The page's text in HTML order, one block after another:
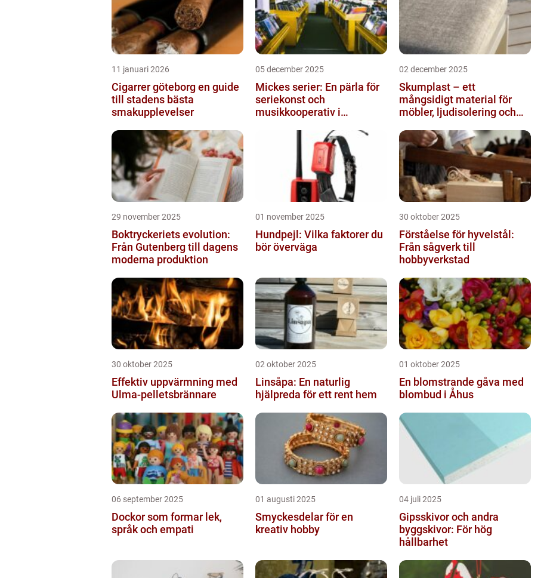
11 januari 2026
Cigarrer göteborg en guide
till stadens bästa
smakupplevelser
05 december 2025
Mickes serier: En pärla för
seriekonst och
musikkooperativ i
02 december 2025
Skumplast – ett
mångsidigt material för
möbler, ljudisolering och
29 november 2025
Boktryckeriets evolution:
Från Gutenberg till dagens
moderna produktion
01 november 2025
Hundpejl: Vilka faktorer du
bör överväga
30 oktober 2025
Förståelse för hyvelstål:
Från sågverk till
hobbyverkstad
30 oktober 2025
Effektiv uppvärmning med
Ulma-pelletsbrännare
02 oktober 2025
Linsåpa: En naturlig
hjälpreda för ett rent hem
01 oktober 2025
En blomstrande gåva med
blombud i Åhus
06 september 2025
Dockor som formar lek,
språk och empati
01 augusti 2025
Smyckesdelar för en
kreativ hobby
04 juli 2025
Gipsskivor och andra
byggskivor: För hög
hållbarhet